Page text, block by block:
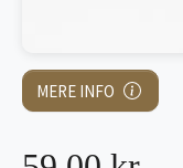
MERE INFO